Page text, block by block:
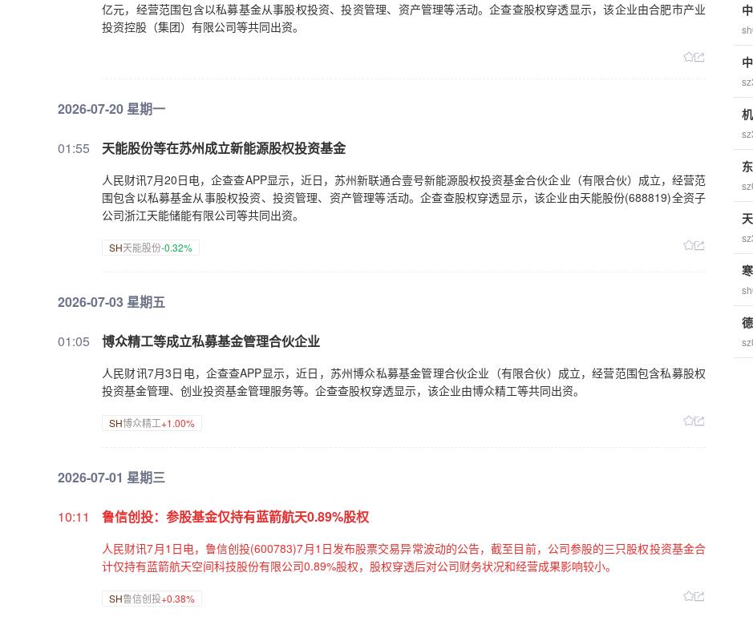
亿元，经营范围包含以私募基金从事股权投资、投资管理、资产管理等活动。企查查股权穿透显示，该企业由合肥市产业
投资控股（集团）有限公司等共同出资。
2026-07-20 星期一
01:55 天能股份等在苏州成立新能源股权投资基金
人民财讯7月20日电，企查查APP显示，近日，苏州新联通合壹号新能源股权投资基金合伙企业（有限合伙）成立，经营范
围包含以私募基金从事股权投资、投资管理、资产管理等活动。企查查股权穿透显示，该企业由天能股份(688819)全资子
公司浙江天能储能有限公司等共同出资。
SH天能股份-0.32%
2026-07-03 星期五
01:05 博众精工等成立私募基金管理合伙企业
人民财讯7月3日电，企查查APP显示，近日，苏州博众私募基金管理合伙企业（有限合伙）成立，经营范围包含私募股权
投资基金管理、创业投资基金管理服务等。企查查股权穿透显示，该企业由博众精工等共同出资。
SH博众精工+1.00%
2026-07-01 星期三
10:11 鲁信创投：参股基金仅持有蓝箭航天0.89%股权
人民财讯7月1日电，鲁信创投(600783)7月1日发布股票交易异常波动的公告，截至目前，公司参股的三只股权投资基金合
计仅持有蓝箭航天空间科技股份有限公司0.89%股权，股权穿透后对公司财务状况和经营成果影响较小。
SH鲁信创投+0.38%